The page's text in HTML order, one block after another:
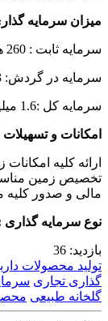
میزان سرمایه
سرمایه ثابت : 260 هزار یورو
سرمایه در گردش: 1.3 میلیون یورو/ تقریبا 52 میلیارد ریال
سرمایه کل :1.6 میلیون یورو / تقریبا 64 میلیارد ریال
امکانات و تسهیلات
ارائه کلیه
تخصیص زمین
مالی و صدور کلیه
نوع سرمایه گذاری
بازدید: 36
تولید محصولات
گذاری تجاری
گلخانه طبیعی